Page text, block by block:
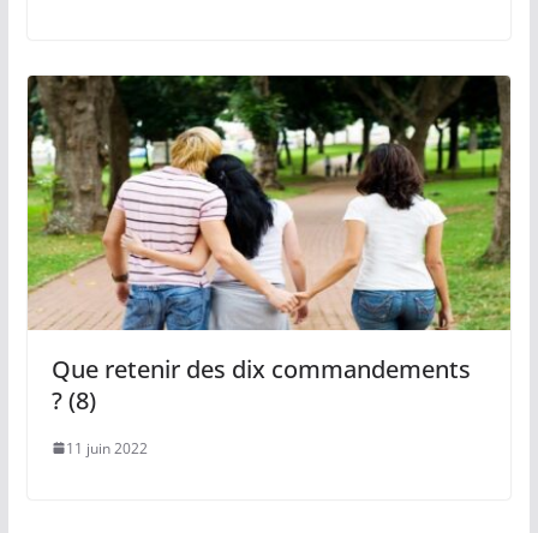
Que retenir des dix commandements
? (8)
11 juin 2022